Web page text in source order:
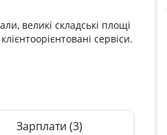
великі складські площі
сервіси.
Зарплати (3)